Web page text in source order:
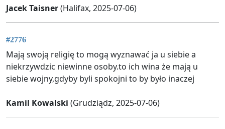
Jacek Taisner(Halifax, 2025-07-06)
#2776
Mają swoją religię to mogą wyznawać ja u siebie a
niekrzywdzic niewinne osoby.to ich wina że mają u
siebie wojny,gdyby byli spokojni to by było inaczej
Kamil Kowalski (Grudziądz, 2025-07-06)